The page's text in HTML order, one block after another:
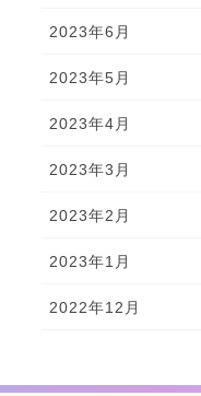
2023年6月
2023年5月
2023年4月
2023年3月
2023年2月
2023年1月
2022年12月